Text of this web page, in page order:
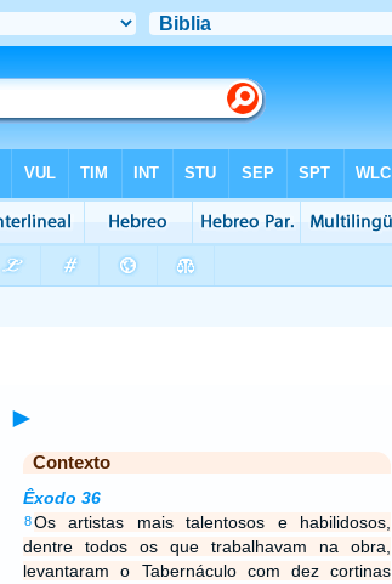
►
Contexto
Êxodo 36
8Os artistas mais talentosos e habilidosos,
dentre todos os que trabalhavam na obra,
levantaram o Tabernáculo com dez cortinas